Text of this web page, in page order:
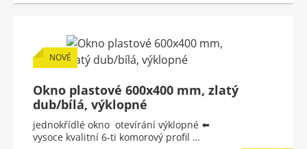
NOVÉ
Okno plastové 600x400 mm, zlatý
dub/bílá, výklopné
jednokřídlé okno otevírání výklopné ⬅️
vysoce kvalitní 6-ti komorový profil …